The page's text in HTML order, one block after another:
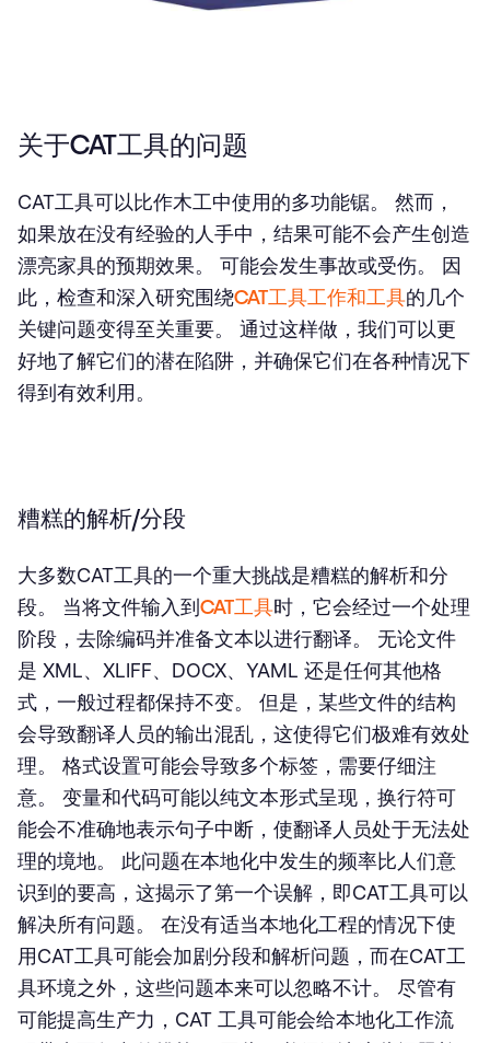
关于CAT工具的问题
CAT工具可以比作木工中使用的多功能锯。 然而，
如果放在没有经验的人手中，结果可能不会产生创造
漂亮家具的预期效果。 可能会发生事故或受伤。 因
此，检查和深入研究围绕CAT工具工作和工具的几个
关键问题变得至关重要。 通过这样做，我们可以更
好地了解它们的潜在陷阱，并确保它们在各种情况下
得到有效利用。
糟糕的解析/分段
大多数CAT工具的一个重大挑战是糟糕的解析和分
段。 当将文件输入到 CAT工具时，它会经过一个处理
阶段，去除编码并准备文本以进行翻译。 无论文件
是 XML、XLIFF、DOCX、YAML 还是任何其他格
式，一般过程都保持不变。 但是，某些文件的结构
会导致翻译人员的输出混乱，这使得它们极难有效处
理。 格式设置可能会导致多个标签，需要仔细注
意。 变量和代码可能以纯文本形式呈现，换行符可
能会不准确地表示句子中断，使翻译人员处于无法处
理的境地。 此问题在本地化中发生的频率比人们意
识到的要高，这揭示了第一个误解，即CAT工具可以
解决所有问题。 在没有适当本地化工程的情况下使
用CAT工具可能会加剧分段和解析问题，而在CAT工
具环境之外，这些问题本来可以忽略不计。 尽管有
可能提高生产力，CAT 工具可能会给本地化工作流